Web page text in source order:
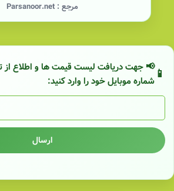
مرجع : Parsanoor.net
📢 جهت دریافت لیست قیمت ها و اطلاع از
شماره موبایل خود را وارد کنید:
ارسال